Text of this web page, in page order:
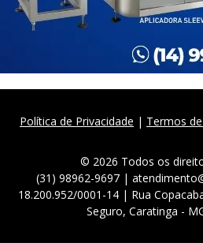
Política de Privacidade | Termos
© 2026 Todos os
(31) 98962-9697 |
18.200.952/0001-14 | Rua
Seguro, Caratinga -